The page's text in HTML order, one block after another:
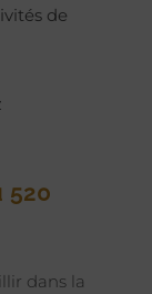
de
520
dans la